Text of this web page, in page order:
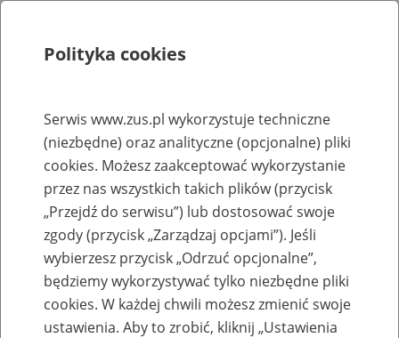
Rejestry, ewidencje i archiwa
Baza zlikwidowanych lub
przekształconych zakładów pracy
Nazwa zakładu pracy:
Polityka cookies
Serwis www.zus.pl wykorzystuje techniczne
(niezbędne) oraz analityczne (opcjonalne) pliki
cookies. Możesz zaakceptować wykorzystanie
przez nas wszystkich takich plików (przycisk
„Przejdź do serwisu”) lub dostosować swoje
zgody (przycisk „Zarządzaj opcjami”). Jeśli
wybierzesz przycisk „Odrzuć opcjonalne”,
będziemy wykorzystywać tylko niezbędne pliki
cookies. W każdej chwili możesz zmienić swoje
ustawienia. Aby to zrobić, kliknij „Ustawienia